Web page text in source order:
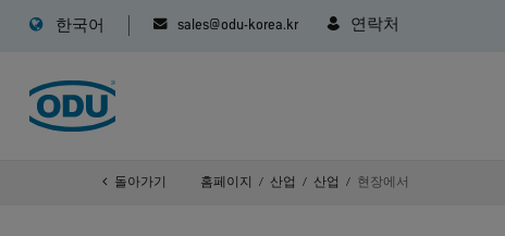
한국어 sales@odu-korea.kr 연락처
돌아가기 홈페이지 산업 산업 현장에서